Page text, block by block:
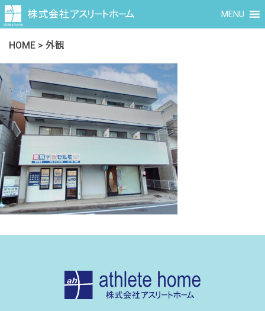
MENU
HOME > 外観